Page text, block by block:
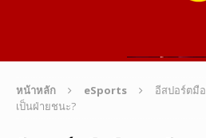
หน้าหลัก eSports
อีสปอร์ตมื
เป็นฝ่ายชนะ?